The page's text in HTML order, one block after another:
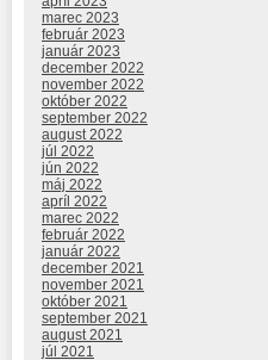
marec 2023
február 2023
január 2023
december 2022
november 2022
október 2022
september 2022
august 2022
júl 2022
jún 2022
máj 2022
apríl 2022
marec 2022
február 2022
január 2022
december 2021
november 2021
október 2021
september 2021
august 2021
júl 2021